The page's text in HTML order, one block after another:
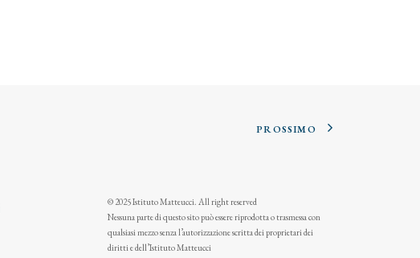
PROSSIMO
© 2025 Istituto Matteucci. All right reserved
Nessuna parte di questo sito può essere riprodotta o trasmessa con
qualsiasi mezzo senza l’autorizzazione scritta dei proprietari dei
diritti e dell’Istituto Matteucci